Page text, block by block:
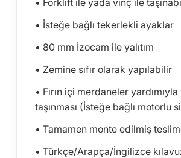
• Forklift ile yada vinç ile
• İsteğe bağlı tekerlekli ayaklar
• 80 mm İzocam ile yalıtım
• Zemine sıfır olarak yapılabilir
• Fırın içi merdaneler
taşınması (İsteğe bağlı motorlu
• Tamamen monte edilmiş
• Türkçe/Arapça/İngilizce